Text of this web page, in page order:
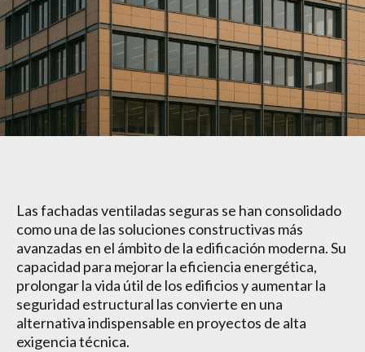
Las fachadas ventiladas seguras se han consolidado
como una de las soluciones constructivas más
avanzadas en el ámbito de la edificación moderna. Su
capacidad para mejorar la eficiencia energética,
prolongar la vida útil de los edificios y aumentar la
seguridad estructural las convierte en una
alternativa indispensable en proyectos de alta
exigencia técnica.